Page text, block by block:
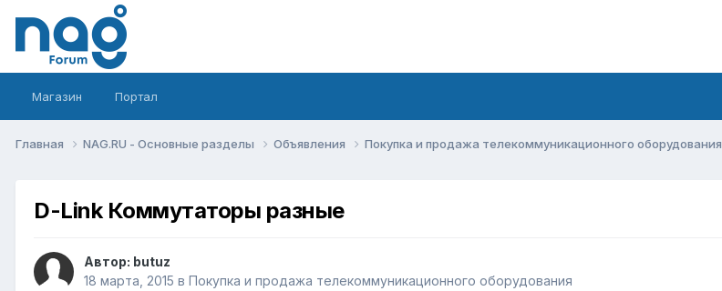
Магазин Портал
Главная NAG.RU - Основные разделы Объявления Покупка и продажа телекоммуникационного оборудования
D-Link Коммутаторы разные
Автор: butuz
18 марта, 2015 в Покупка и продажа телекоммуникационного оборудования